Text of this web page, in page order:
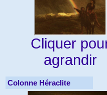
Cliquer
agrandir
Colonne Héraclite